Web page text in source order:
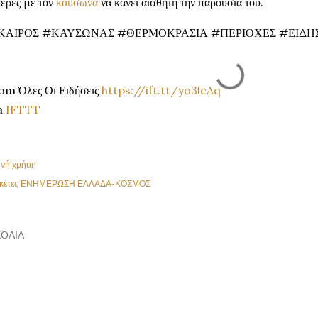
#ΚΑΥΣΩΝΑΣ #ΘΕΡΜΟΚΡΑΣΙΑ #ΠΕΡΙΟΧΕΣ
Όλες Οι Ειδήσεις https://ift.tt/yo3lcAq
IFTTT
χρήση
ΕΝΗΜΕΡΩΣΗ ΕΛΛΑΔΑ-ΚΟΣΜΟΣ